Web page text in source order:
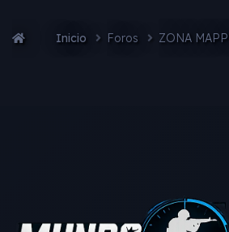
Inicio Foros ZONA